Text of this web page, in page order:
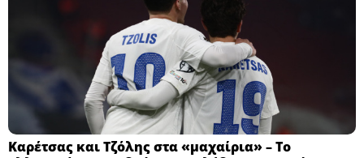
Καρέτσας και Τζόλης στα «μαχαίρια» – Το